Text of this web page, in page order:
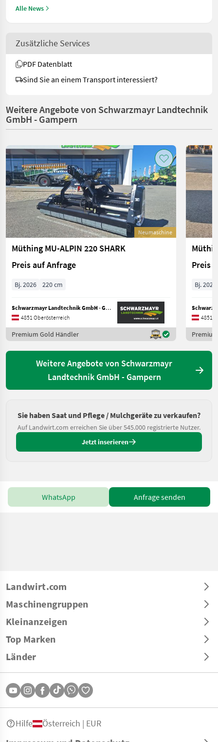
Alle News
Zusätzliche Services
PDF Datenblatt
Sind Sie an einem Transport interessiert?
Weitere Angebote von Schwarzmayr Landtechnik
GmbH - Gampern
Neumaschine
Müthing MU-ALPIN 220 SHARK
Preis auf Anfrage
Bj. 2026 220 cm
Schwarzmayr Landtechnik GmbH - Gampern
4851 Oberösterreich
Premium Gold Händler
Preis
Bj. 2026
4851
Weitere Angebote von Schwarzmayr
Landtechnik GmbH - Gampern
Sie haben Saat und Pflege / Mulchgeräte zu verkaufen?
Auf Landwirt.com erreichen Sie über 545.000 registrierte Nutzer.
Jetzt inserieren
WhatsApp Anfrage senden
Landwirt.com
Maschinengruppen
Kleinanzeigen
Top Marken
Länder
Hilfe Österreich | EUR